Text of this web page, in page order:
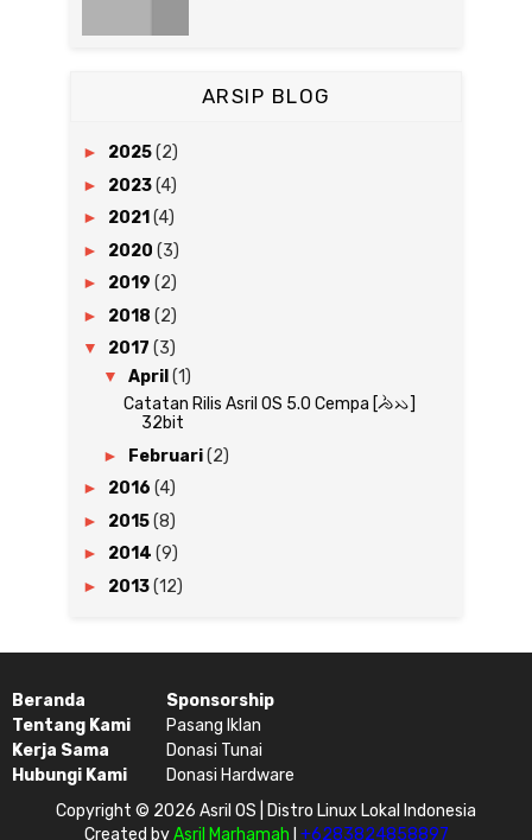
ARSIP BLOG
► 2025(2)
► 2023(4)
► 2021 (4)
► 2020 (3)
► 2019 (2)
► 2018 (2)
▼ 2017 (3)
▼ April (1)
Catatan Rilis Asril OS 5.0 Cempa [ᨌᨛᨇ]
32bit
► Februari(2)
► 2016 (4)
► 2015(8)
► 2014 (9)
► 2013(12)
Beranda
Tentang Kami
Kerja Sama
Hubungi Kami
Sponsorship
Pasang Iklan
Donasi Tunai
Donasi Hardware
Copyright © 2026 Asril OS | Distro Linux Lokal Indonesia
Created byAsril Marhamah +6283824858897